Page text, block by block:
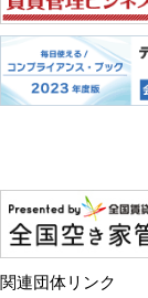
関連団体リンク